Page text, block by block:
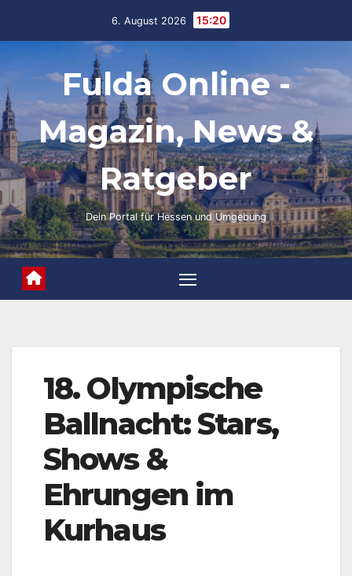
6. August 2026 15:20
Fulda Online -
Magazin, News &
Ratgeber
Dein Portal für Hessen und Umgebung
18. Olympische
Ballnacht: Stars,
Shows &
Ehrungen im
Kurhaus